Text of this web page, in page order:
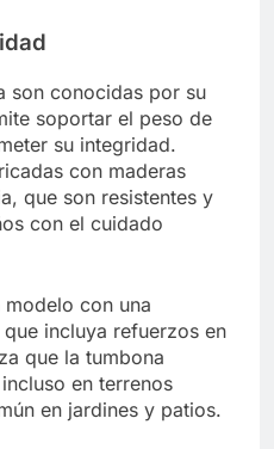
son conocidas por su
soportar el peso de
su integridad.
con maderas
que son resistentes y
con el cuidado
modelo con una
incluya refuerzos en
que la tumbona
en terrenos
en jardines y patios.